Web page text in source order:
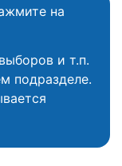
на
и т.п.
подразделе.